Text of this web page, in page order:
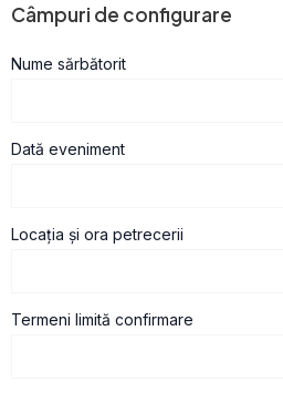
Câmpuri de configurare
Nume sărbătorit
Dată eveniment
Locația și ora petrecerii
Termeni limită confirmare
Cantitate
digitală